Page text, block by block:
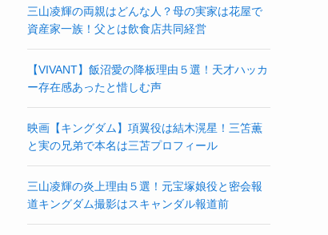
三山凌輝の両親はどんな人？母の実家は花屋で
資産家一族！父とは飲食店共同経営
【VIVANT】飯沼愛の降板理由５選！天才ハッカ
ー存在感あったと惜しむ声
映画【キングダム】項翼役は結木滉星！三笘薫
と実の兄弟で本名は三苫プロフィール
三山凌輝の炎上理由５選！元宝塚娘役と密会報
道キングダム撮影はスキャンダル報道前